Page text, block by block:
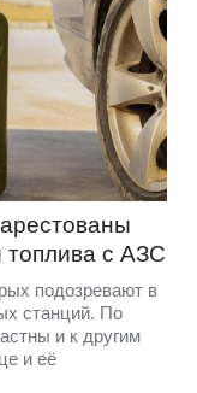
топлива с АЗС
подозревают в
станций. По
и к другим
и её